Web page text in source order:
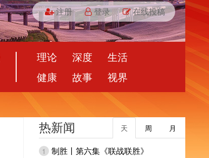
注册 登录 在线投稿
理论 深度
生活
健康
故事 视界
热新闻 月
周
天
1 制胜丨第六集《联战联胜》